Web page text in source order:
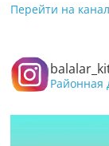
Перейти на канал
Районная